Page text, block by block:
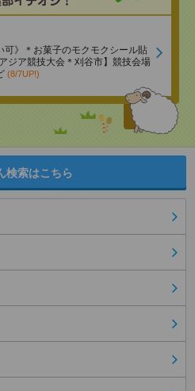
可》＊お菓子のモクモクシール貼
ジア競技大会＊刈谷市】競技会場
(8/7UP!)
検索はこちら